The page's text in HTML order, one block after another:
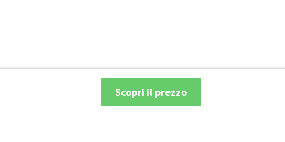
Scopri il prezzo